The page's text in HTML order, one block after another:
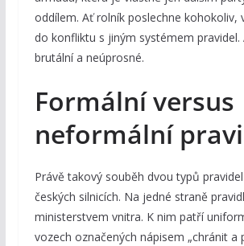
oddílem. Ať rolník poslechne kohokoliv,
do konfliktu s jiným systémem
brutální a neúprosné.
Formální versus
neformální
Právě takový souběh dvou typů
českých silnicích. Na jedné straně
ministerstvem vnitra. K nim patří
vozech označených nápisem „chránit a